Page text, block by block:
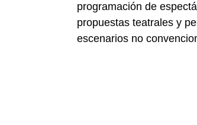
programación de
propuestas teatrales y
escenarios no